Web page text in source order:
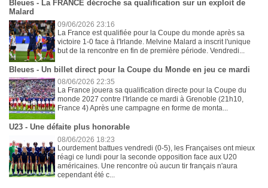
Bleues - La FRANCE décroche sa qualification sur un exploit de
Malard
09/06/2026 23:16
La France est qualifiée pour la Coupe du monde après sa
victoire 1-0 face à l'Irlande. Melvine Malard a inscrit l'unique
but de la rencontre en fin de première période. Vendredi...
Bleues - Un billet direct pour la Coupe du Monde en jeu ce mardi
08/06/2026 22:35
La France jouera sa qualification directe pour la Coupe du
monde 2027 contre l'Irlande ce mardi à Grenoble (21h10,
France 4) Après une campagne en forme de monta...
U23 - Une défaite plus honorable
08/06/2026 18:23
Lourdement battues vendredi (0-5), les Françaises ont mieux
réagi ce lundi pour la seconde opposition face aux U20
américaines. Une rencontre où aucun tir français n'aura
cependant été c...